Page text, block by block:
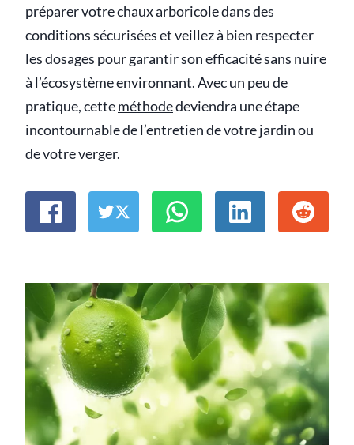
préparer votre chaux arboricole dans des
conditions sécurisées et veillez à bien respecter
les dosages pour garantir son efficacité sans nuire
à l’écosystème environnant. Avec un peu de
pratique, cetteméthodedeviendra une étape
incontournable de l’entretien de votre jardin ou
de votre verger.